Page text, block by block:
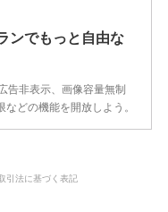
ンでもっと自由な
告非表示、画像容量無制
どの機能を開放しよう。
引法に基づく表記